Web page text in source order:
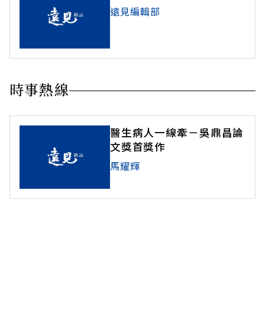
遠見編輯部
時事熱線
醫生病人一線牽－吳鼎昌論
文獎首獎作
馬耀輝